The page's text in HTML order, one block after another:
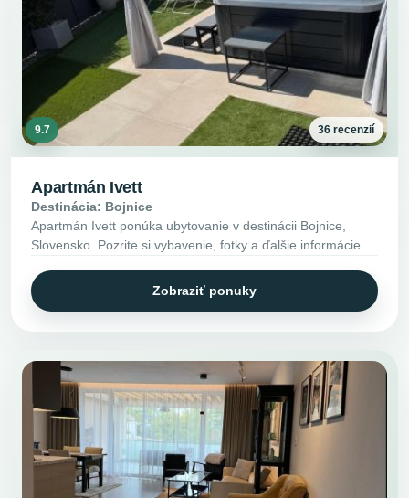
9.7 36 recenzií
Apartmán Ivett
Destinácia: Bojnice
Apartmán Ivett ponúka ubytovanie v destinácii Bojnice,
Slovensko. Pozrite si vybavenie, fotky a ďalšie informácie.
Zobraziť ponuky